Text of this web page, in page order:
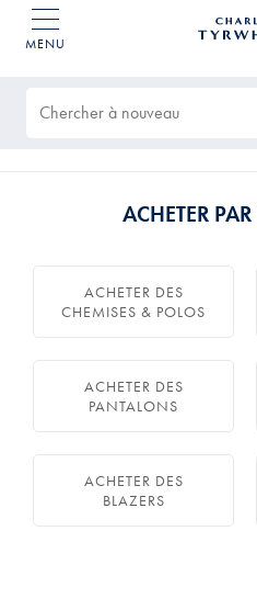
MENU
Again
ACHETER
ACHETER DES
CHEMISES & POLOS
ACHETER DES
PANTALONS
ACHETER DES
BLAZERS